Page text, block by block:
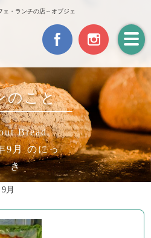
・ランチの店～オブジェ
のこと
Bread
9月 のにっ
き
9月